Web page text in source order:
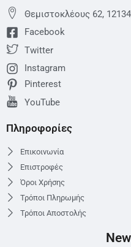
Θεμιστoκλέους 62,
Facebook
Twitter
Instagram
Pinterest
YouTube
Πληροφορίες
Επικοινωνία
Επιστροφές
Όροι Χρήσης
Τρόποι Πληρωμής
Τρόποι Αποστολής